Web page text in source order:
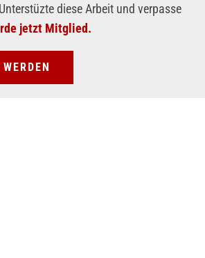
diese Arbeit und verpasse
jetzt Mitglied.